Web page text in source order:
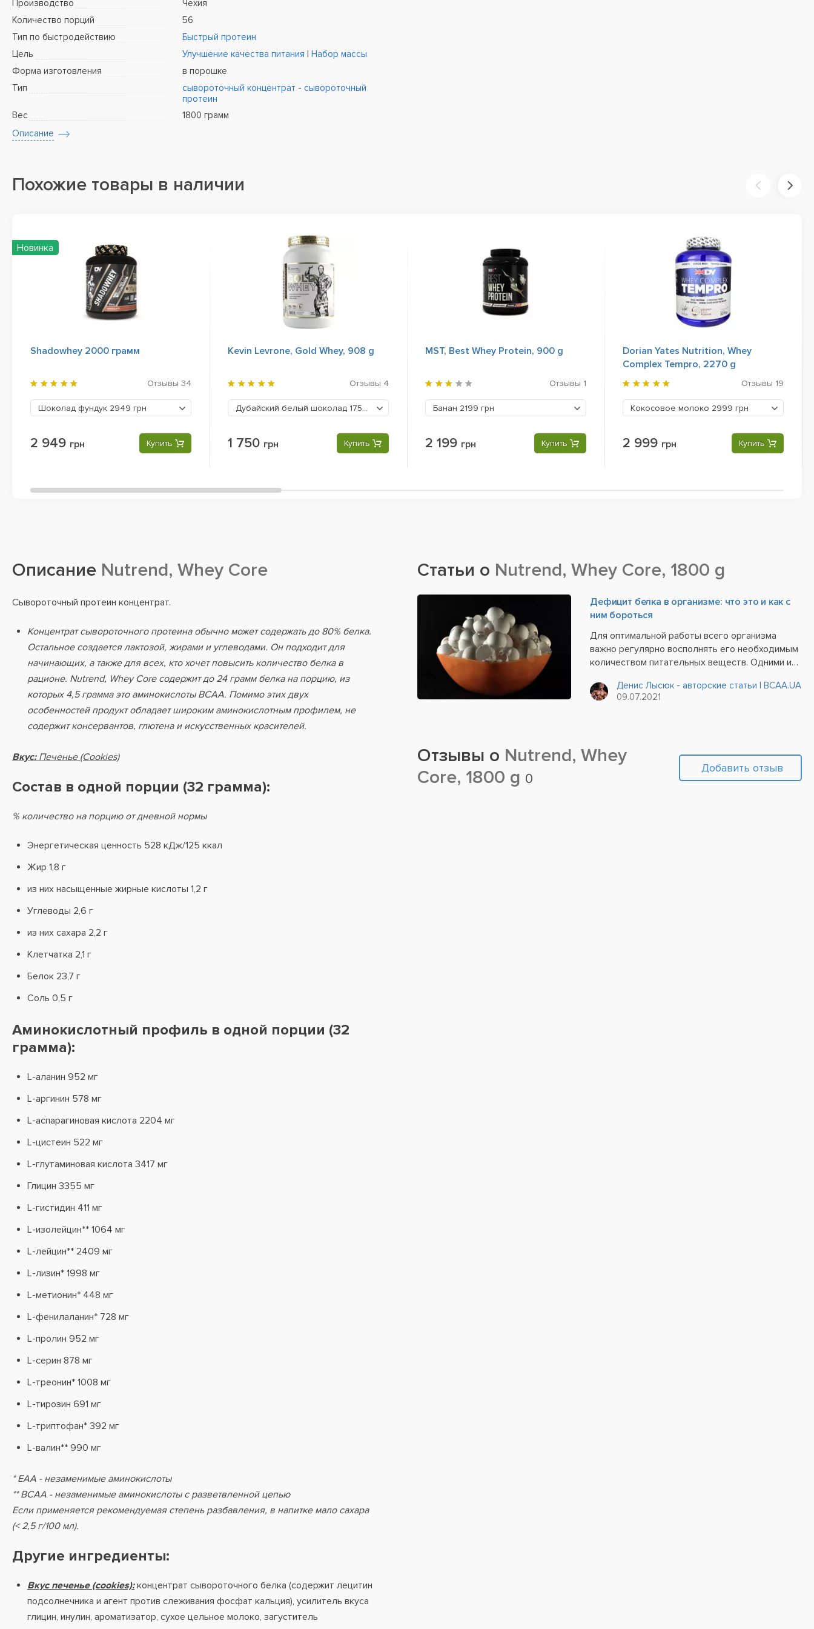
Производство
Чехия
Количество порций
56
Тип по быстродействию
Быстрый протеин
Цель
Улучшение качества питания | Набор массы
Форма изготовления
в порошке
Тип
сывороточный концентрат - сывороточный
протеин
Вес
1800 грамм
Описание
Похожие товары в наличии
Shadowhey 2000 грамм
Отзывы 34
Шоколад фундук 2949 грн
2 949 грн Купить
Новинка
Kevin Levrone, Gold Whey, 908 g
Отзывы 4
Дубайский белый шоколад 1750 грн
1 750 грн Купить
MST, Best Whey Protein, 900 g
Отзывы 1
Банан 2199 грн
2 199 грн Купить
Dorian Yates Nutrition, Whey
Complex Tempro, 2270 g
Отзывы 19
Кокосовое молоко 2999 грн
2 999 грн Купить
Описание Nutrend, Whey Core
Сывороточный протеин концентрат.
Концентрат сывороточного протеина обычно может содержать до 80% белка.
Остальное создается лактозой, жирами и углеводами. Он подходит для
начинающих, а также для всех, кто хочет повысить количество белка в
рационе. Nutrend, Whey Core содержит до 24 грамм белка на порцию, из
которых 4,5 грамма это аминокислоты BCAA. Помимо этих двух
особенностей продукт обладает широким аминокислотным профилем, не
содержит консервантов, глютена и искусственных красителей.
Вкус:Печенье (Cookies)
Состав в одной порции (32 грамма):
% количество на порцию от дневной нормы
Энергетическая ценность 528 кДж/125 ккал
Жир 1,8 г
из них насыщенные жирные кислоты 1,2 г
Углеводы 2,6 г
из них сахара 2,2 г
Клетчатка 2,1 г
Белок 23,7 г
Соль 0,5 г
Аминокислотный профиль в одной порции (32
грамма):
L-аланин 952 мг
L-аргинин 578 мг
L-аспарагиновая кислота 2204 мг
L-цистеин 522 мг
L-глутаминовая кислота 3417 мг
Глицин 3355 мг
L-гистидин 411 мг
L-изолейцин** 1064 мг
L-лейцин** 2409 мг
L-лизин* 1998 мг
L-метионин* 448 мг
L-фенилаланин* 728 мг
L-пролин 952 мг
L-серин 878 мг
L-треонин* 1008 мг
L-тирозин 691 мг
L-триптофан* 392 мг
L-валин** 990 мг
* EAA - незаменимые аминокислоты
** BCAA - незаменимые аминокислоты с разветвленной цепью
Если применяется рекомендуемая степень разбавления, в напитке мало сахара
(< 2,5 г/100 мл).
Другие ингредиенты:
Вкус печенье (cookies):концентрат сывороточного белка (содержит лецитин
подсолнечника и агент против слеживания фосфат кальция), усилитель вкуса
глицин, инулин, ароматизатор, сухое цельное молоко, загуститель
Статьи о Nutrend, Whey Core, 1800 g
Дефицит белка в организме: что это и как с
ним бороться
Для оптимальной работы всего организма
важно регулярно восполнять его необходимым
количеством питательных веществ. Одними из
(протеины). Они являются не только основным
«строительным» материалом для создания...
Денис Лысюк - авторские статьи | BCAA.UA
09.07.2021
Отзывы о Nutrend, Whey
Core, 1800 g 0
Добавить отзыв